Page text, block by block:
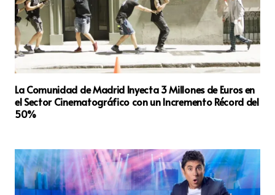
La Comunidad de Madrid Inyecta 3 Millones de Euros en
el Sector Cinematográfico con un Incremento Récord del
50%